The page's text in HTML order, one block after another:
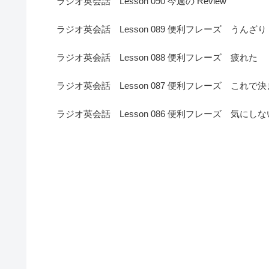
ラジオ英会話 Lesson 089 便利フレーズ うんざり
ラジオ英会話 Lesson 088 便利フレーズ 疲れた
ラジオ英会話 Lesson 087 便利フレーズ これで決
ラジオ英会話 Lesson 086 便利フレーズ 気にしな